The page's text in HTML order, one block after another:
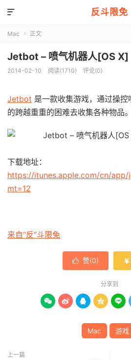
反斗限免

Mac  正文
Jetbot – 喷气机器人[OS X]
2014-02-10 阅读(1710) 评论(0)
Jetbot 是一款收集游戏，通过操
的跨越重重的困难去收集各种物品。
下载地址：
https://itunes.apple.com/cn/
mt=12
来自“反”斗限免
 赞(0) 
分享到
    
Mac 游戏
上一篇